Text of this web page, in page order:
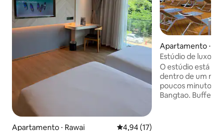
Apartamento ⋅ Rawai 4,94 de uma avaliação média
4,94 (17)
Apartamento ⋅
Estúdio de luxo
piscina de borda
O estúdio está
dentro de um
poucos minutos
Bangtao. Buffet